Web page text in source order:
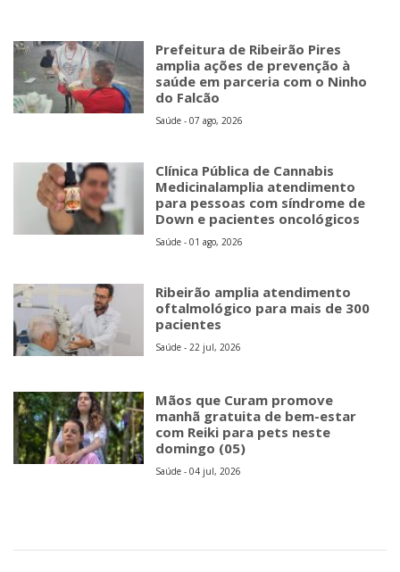
Prefeitura de Ribeirão Pires
amplia ações de prevenção à
saúde em parceria com o Ninho
do Falcão
Saúde - 07 ago, 2026
Clínica Pública de Cannabis
Medicinalamplia atendimento
para pessoas com síndrome de
Down e pacientes oncológicos
Saúde - 01 ago, 2026
Ribeirão amplia atendimento
oftalmológico para mais de 300
pacientes
Saúde - 22 jul, 2026
Mãos que Curam promove
manhã gratuita de bem-estar
com Reiki para pets neste
domingo (05)
Saúde - 04 jul, 2026